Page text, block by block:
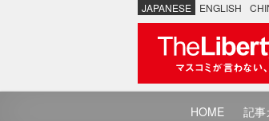
JAPANESE ENGLISH
HOME 記事